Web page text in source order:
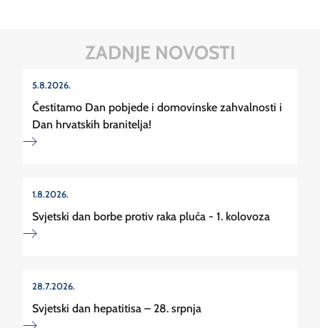
ZADNJE NOVOSTI
5.8.2026.
Čestitamo Dan pobjede i domovinske zahvalnosti i
Dan hrvatskih branitelja!
1.8.2026.
Svjetski dan borbe protiv raka pluća - 1. kolovoza
28.7.2026.
Svjetski dan hepatitisa – 28. srpnja